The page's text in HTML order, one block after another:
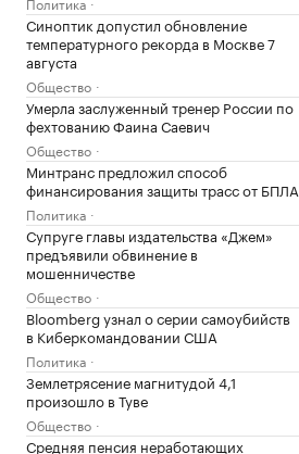
Синоптик допустил обновление
температурного рекорда в Москве 7
августа
Общество
Умерла заслуженный тренер России по
фехтованию Фаина Саевич
Общество
Минтранс предложил способ
финансирования защиты трасс от БПЛА
Политика
Супруге главы издательства «Джем»
предъявили обвинение в
мошенничестве
Общество
Bloomberg узнал о серии самоубийств
в Киберкомандовании США
Политика
Землетрясение магнитудой 4,1
произошло в Туве
Общество
Средняя пенсия неработающих